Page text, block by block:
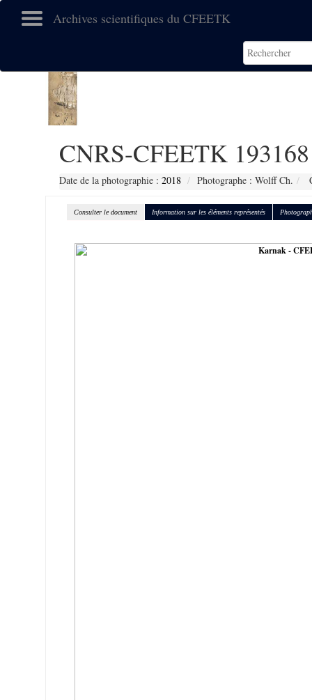
Archives scientifiques du CFEETK
CNRS-CFEETK 193168
Date de la photographie : 2018 Photographe : Wolff Ch.
Consulter le document Information sur les éléments représentés